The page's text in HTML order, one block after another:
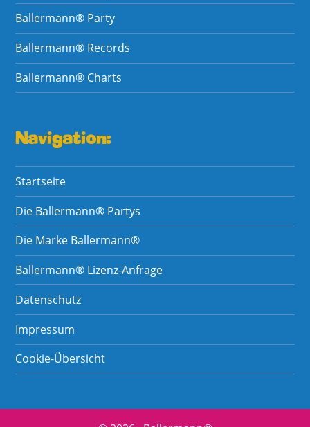
Ballermann® Party
Ballermann® Records
Ballermann® Charts
Navigation:
Startseite
Die Ballermann® Partys
Die Marke Ballermann®
Ballermann® Lizenz-Anfrage
Datenschutz
Impressum
Cookie-Übersicht